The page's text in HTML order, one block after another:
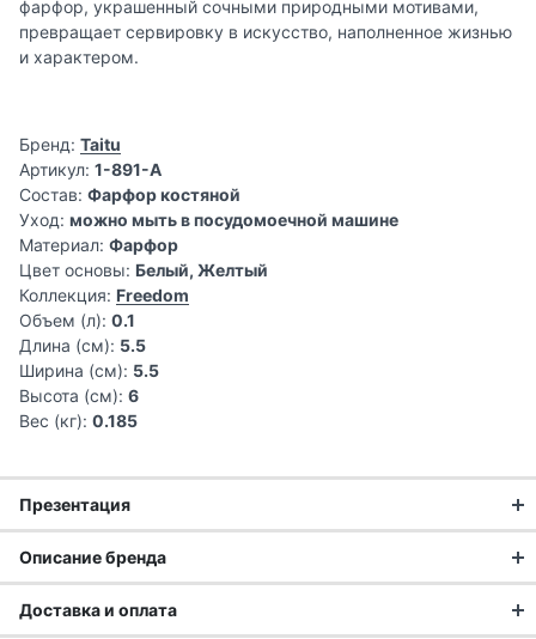
фарфор, украшенный сочными природными мотивами,
превращает сервировку в искусство, наполненное жизнью
и характером.
Бренд: Taitu
Артикул: 1-891-A
Состав: Фарфор костяной
Уход: можно мыть в посудомоечной машине
Материал: Фарфор
Цвет основы: Белый, Желтый
Коллекция: Freedom
Объем (л): 0.1
Длина (см): 5.5
Ширина (см): 5.5
Высота (см): 6
Вес (кг): 0.185
Презентация
Описание бренда
Доставка и оплата